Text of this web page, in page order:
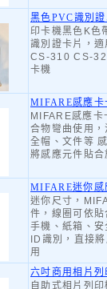
黑色PVC識別
印卡機黑色K色
識別證卡片，
CS-310 CS-
卡機
MIFARE感應卡
MIFARE感應
合物彎曲使用
全帽、文件等
將感應元件貼
MIFARE迷你感
迷你尺寸，
件，線圈可依
手機、紙箱、
ID識別，直接
用
六吋商用相片列
自助式相片列